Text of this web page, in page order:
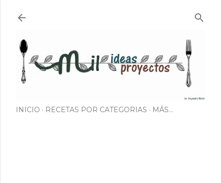
INICIO RECETAS POR CATEGORIAS MÁS…